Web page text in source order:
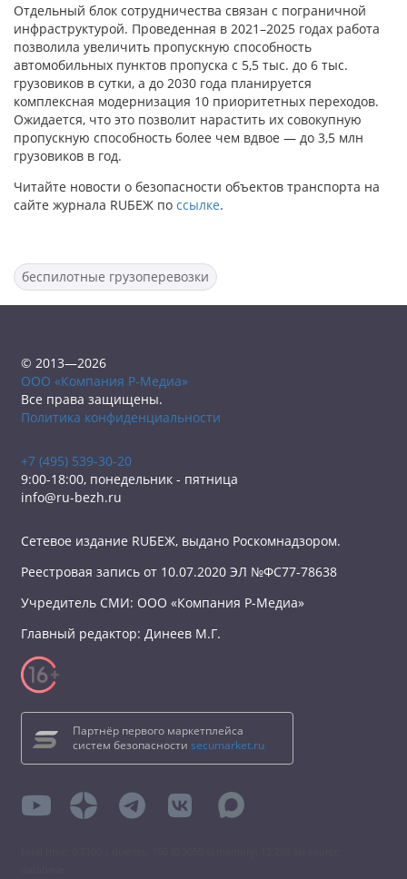
Отдельный блок сотрудничества связан с пограничной
инфраструктурой. Проведенная в 2021–2025 годах работа
позволила увеличить пропускную способность
автомобильных пунктов пропуска с 5,5 тыс. до 6 тыс.
грузовиков в сутки, а до 2030 года планируется
комплексная модернизация 10 приоритетных переходов.
Ожидается, что это позволит нарастить их совокупную
пропускную способность более чем вдвое — до 3,5 млн
грузовиков в год.
Читайте новости о безопасности объектов транспорта на
сайте журнала RUБЕЖ по ссылке.
беспилотные грузоперевозки
© 2013—2026
ООО «Компания Р-Медиа»
Все права защищены.
Политика конфиденциальности
+7 (495) 539-30-20
9:00-18:00, понедельник - пятница
info@ru-bezh.ru
Сетевое издание RUБЕЖ, выдано Роскомнадзором.
Реестровая запись от 10.07.2020 ЭЛ №ФС77-78638
Учредитель СМИ: ООО «Компания Р-Медиа»
Главный редактор: Динеев М.Г.
Партнёр первого маркетплейса
систем безопасности secumarket.ru